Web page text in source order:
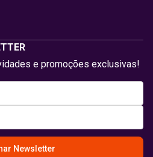
e promoções exclusivas!
Newsletter